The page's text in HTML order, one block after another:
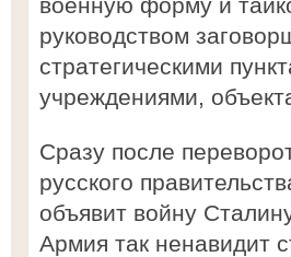
руководством
стратегическими
учреждениями,
Сразу после
русского
объявит войну
Армия так ненавидит